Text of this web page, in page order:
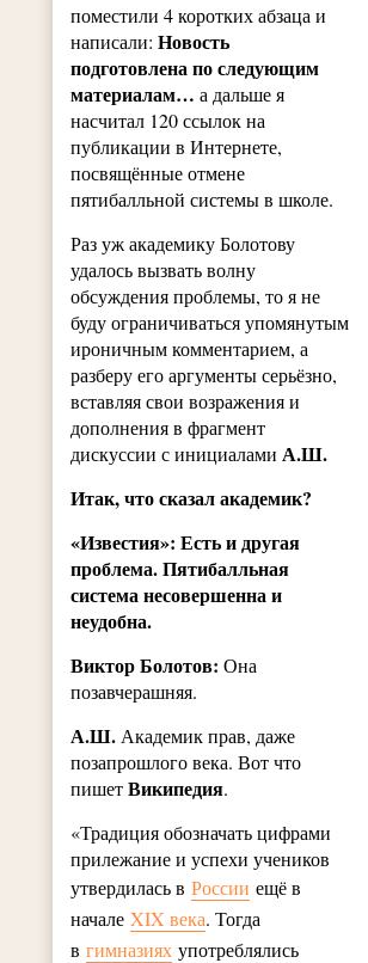
поместили 4 коротких абзаца и
написали:Новость
подготовлена по следующим
материалам… а дальше я
насчитал 120 ссылок на
публикации в Интернете,
посвящённые отмене
пятибалльной системы в школе.
Раз уж академику Болотову
удалось вызвать волну
обсуждения проблемы, то я не
буду ограничиваться упомянутым
ироничным комментарием, а
разберу его аргументы серьёзно,
вставляя свои возражения и
дополнения в фрагмент
дискуссии с инициалами А.Ш.
Итак, что сказал академик?
«Известия»: Есть и другая
проблема. Пятибалльная
система несовершенна и
неудобна.
Виктор Болотов:Она
позавчерашняя.
А.Ш. Академик прав, даже
позапрошлого века. Вот что
пишетВикипедия.
«Традиция обозначать цифрами
прилежание и успехи учеников
утвердилась вРоссии ещё в
началеXIX века. Тогда
вгимназиях употреблялись